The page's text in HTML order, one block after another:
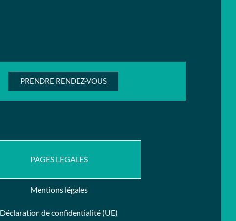
PRENDRE RENDEZ-VOUS
PAGES LEGALES
Mentions légales
Déclaration de confidentialité (UE)